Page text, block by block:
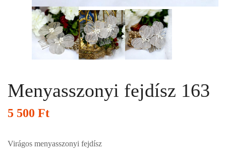
Menyasszonyi fejdísz 163
5 500 Ft
Virágos menyasszonyi fejdísz